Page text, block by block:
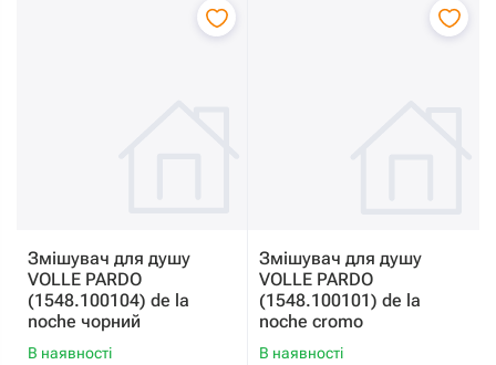
Змішувач для душу
VOLLE PARDO
(1548.100104) de la
noche чорний
В наявності
Змішувач для душу
VOLLE PARDO
(1548.100101) de la
noche cromo
В наявності